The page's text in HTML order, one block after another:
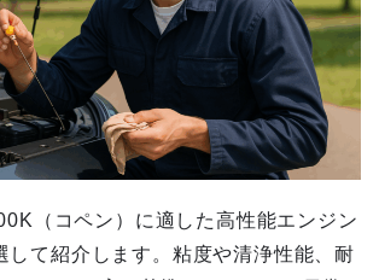
（コペン）に適した高性能エンジン
して紹介します。粘度や清浄性能、耐